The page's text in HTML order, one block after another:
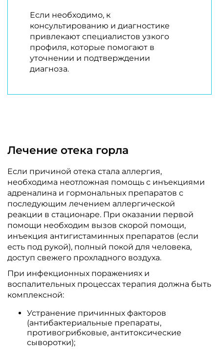
Если необходимо, к
консультированию и диагностике
привлекают специалистов узкого
профиля, которые помогают в
уточнении и подтверждении
диагноза.
Лечение отека горла
Если причиной отека стала аллергия,
необходима неотложная помощь с инъекциями
адреналина и гормональных препаратов с
последующим лечением аллергической
реакции в стационаре. При оказании первой
помощи необходим вызов скорой помощи,
инъекция антигистаминных препаратов (если
есть под рукой), полный покой для человека,
доступ свежего прохладного воздуха.
При инфекционных поражениях и
воспалительных процессах терапия должна быть
комплексной:
Устранение причинных факторов
(антибактериальные препараты,
противогрибковые, антитоксические
сыворотки);